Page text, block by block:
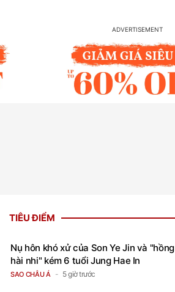
TIÊU ĐIỂM
Nụ hôn khó xử của Son Ye Jin và "hồng
hài nhi" kém 6 tuổi Jung Hae In
SAO CHÂU Á 5 giờ trước